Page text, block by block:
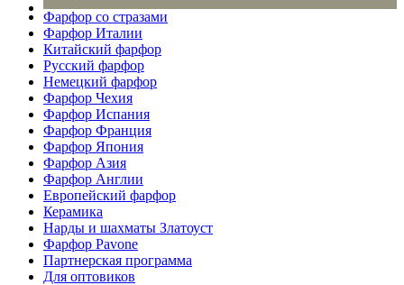
Фарфор со стразами
Фарфор Италии
Китайский фарфор
Русский фарфор
Немецкий фарфор
Фарфор Чехия
Фарфор Испания
Фарфор Франция
Фарфор Япония
Фарфор Азия
Фарфор Англии
Европейский фарфор
Керамика
Нарды и шахматы Златоуст
Фарфор Pavone
Партнерская программа
Для оптовиков